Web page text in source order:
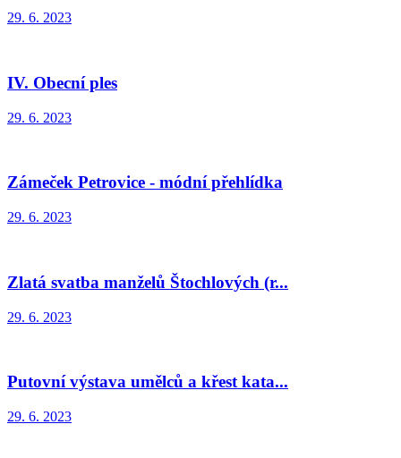
29. 6. 2023
IV. Obecní ples
29. 6. 2023
Zámeček Petrovice - módní přehlídka
29. 6. 2023
Zlatá svatba manželů Štochlových (r...
29. 6. 2023
Putovní výstava umělců a křest kata...
29. 6. 2023